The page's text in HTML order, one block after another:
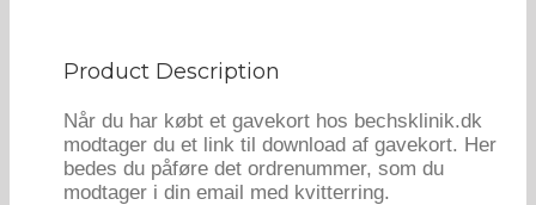
Product Description
Når du har købt et gavekort hos bechsklinik.dk
modtager du et link til download af gavekort. Her
bedes du påføre det ordrenummer, som du
modtager i din email med kvitterring.